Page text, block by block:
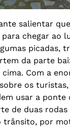
salientar
chegar ao
picadas,
da parte
Com a
os turistas,
usar a ponte
de duas rodas
trânsito, por